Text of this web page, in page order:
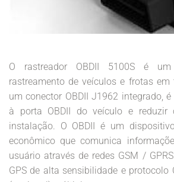
O rastreador OBDII 5100S é
rastreamento de veículos e frotas em
um conector OBDII J1962 integrado,
à porta OBDII do veículo e
instalação. O OBDII é um
econômico que comunica
usuário através de redes GSM /
GPS de alta sensibilidade e protocolo